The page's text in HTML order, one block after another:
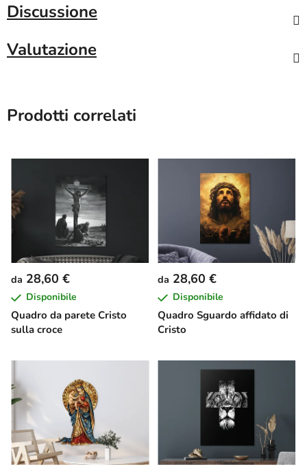
Discussione
Valutazione
Prodotti correlati
Quadro da parete Cristo
sulla croce
da 28,60 €
Disponibile
Quadro Sguardo affidato di
Cristo
da 28,60 €
Disponibile